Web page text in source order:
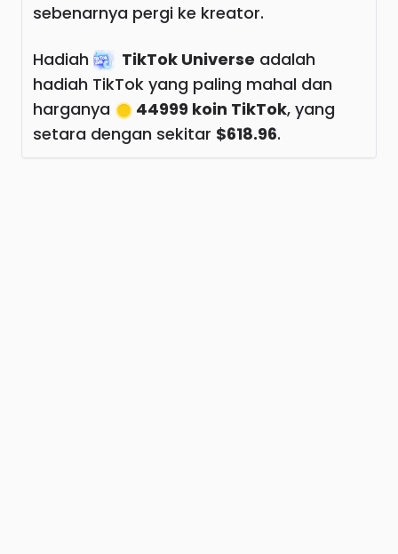
sebenarnya pergi ke kreator.
Hadiah TikTok Universe adalah
hadiah TikTok yang paling mahal dan
harganya
44999 koin TikTok, yang
setara dengan sekitar $618.96.